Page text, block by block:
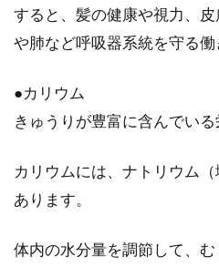
になるカ
ますが、大根
すると、髪の健康や視力、
や肺など呼吸器系統を守る働
●カリウム
きゅうりが豊富に含んでいる
カリウムには、ナトリウム
あります。
体内の水分量を調節して、む